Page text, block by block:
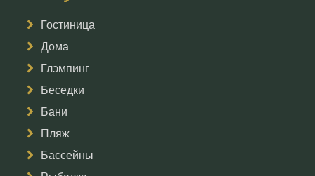
Гостиница
Дома
Глэмпинг
Беседки
Бани
Пляж
Бассейны